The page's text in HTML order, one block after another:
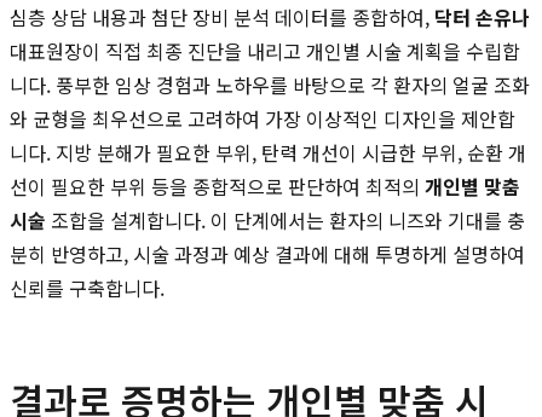
심층 상담 내용과 첨단 장비 분석 데이터를 종합하여, 닥터 손유나
대표원장이 직접 최종 진단을 내리고 개인별 시술 계획을 수립합
니다. 풍부한 임상 경험과 노하우를 바탕으로 각 환자의 얼굴 조화
와 균형을 최우선으로 고려하여 가장 이상적인 디자인을 제안합
니다. 지방 분해가 필요한 부위, 탄력 개선이 시급한 부위, 순환 개
선이 필요한 부위 등을 종합적으로 판단하여 최적의 개인별 맞춤
시술 조합을 설계합니다. 이 단계에서는 환자의 니즈와 기대를 충
분히 반영하고, 시술 과정과 예상 결과에 대해 투명하게 설명하여
신뢰를 구축합니다.
결과로 증명하는 개인별 맞춤 시